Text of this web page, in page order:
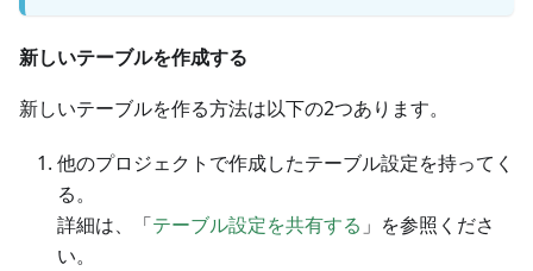
新しいテーブルを作成する
新しいテーブルを作る方法は以下の2つあります。
他のプロジェクトで作成したテーブル設定を持ってく
る。
詳細は、「テーブル設定を共有する 」を参照くださ
い。